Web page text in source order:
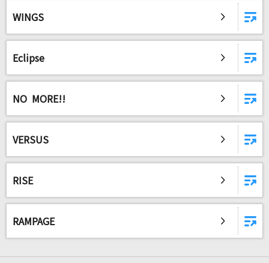
トドメの一撃 feat. Cory Wong
knit
Homecomings
[生音]お岩木山
三山ひろし
河村隆一
[生音]桜
WINGS
Eclipse
NO MORE!!
VERSUS
RISE
RAMPAGE